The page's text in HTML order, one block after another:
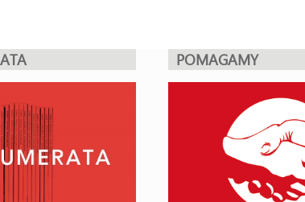
POMAGAMY